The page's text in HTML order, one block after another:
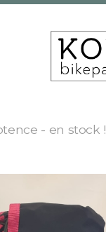
- en stock !